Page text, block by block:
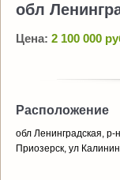
обл
Цена: 2 100 000
Расположение
обл Ленинградская, р-
Приозерск, ул